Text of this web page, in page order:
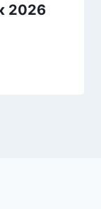
2026